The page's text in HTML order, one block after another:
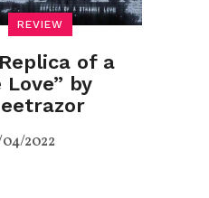
REVIEW
of a
by
2022